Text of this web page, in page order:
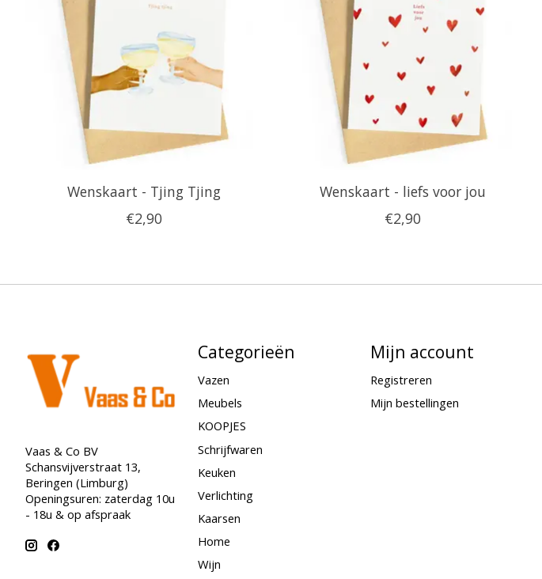
Wenskaart - Tjing Tjing
€2,90
Wenskaart - liefs voor jou
€2,90
Vaas & Co BV
Schansvijverstraat 13,
Beringen (Limburg)
Openingsuren: zaterdag 10u
- 18u & op afspraak
Categorieën
Vazen
Meubels
KOOPJES
Schrijfwaren
Keuken
Verlichting
Kaarsen
Home
Wijn
Mijn account
Registreren
Mijn bestellingen